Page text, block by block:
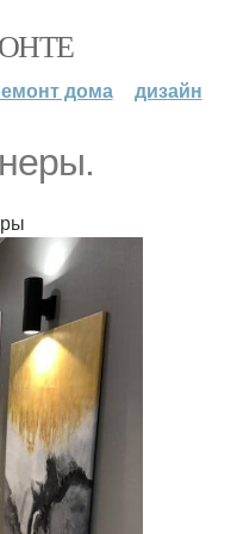
дома дизайн